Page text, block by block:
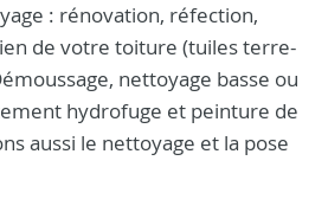
: rénovation, réfection,
de votre toiture (tuiles terre-
nettoyage basse ou
hydrofuge et peinture de
aussi le nettoyage et la pose